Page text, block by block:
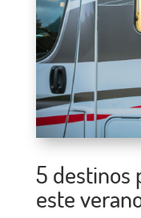
5 destinos
este